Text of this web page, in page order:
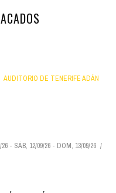
AUDITORIO DE TENERIFE ADÁN
- SÁB, 12/09/26 - DOM, 13/09/26